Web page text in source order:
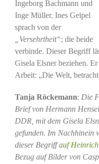
Ingeborg Bachmann und
Inge Müller. Ines Geipel
sprach von der
„Versehrtheit“; die beide
verbinde. Dieser Begriff
Gisela Elsner beziehen.
Arbeit: „Die Welt,
Tanja Röckemann: Die
Brief von Hermann
DDR, mit dem Gisela
gefunden. Im Nachhinein
dieser Begriffauf
Bezug auf Bilder von